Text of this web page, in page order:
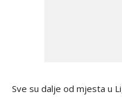
Sve su dalje od mjesta u